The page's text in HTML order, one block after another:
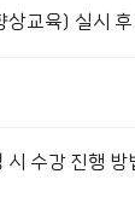
교육) 실시
수강 진행 방